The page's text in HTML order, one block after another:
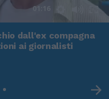
01:16
dall'ex compagna
ai giornalisti